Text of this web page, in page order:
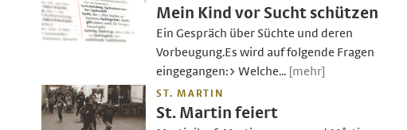
Mein Kind vor Sucht schützen
Ein Gespräch über Süchte und deren
Vorbeugung.Es wird auf folgende Fragen
eingegangen:> Welche... [mehr]
ST. MARTIN
St. Martin feiert